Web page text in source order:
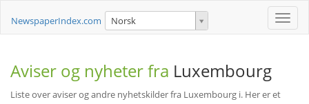
Toggle
NewspaperIndex.com Norsk
Aviser og nyheter fra Luxembourg
Liste over aviser og andre nyhetskilder fra Luxembourg i. Her er et